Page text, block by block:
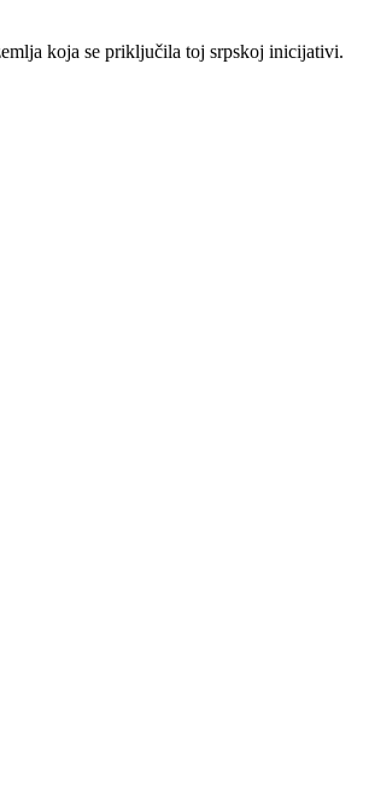
koja se priključila toj srpskoj inicijativi.